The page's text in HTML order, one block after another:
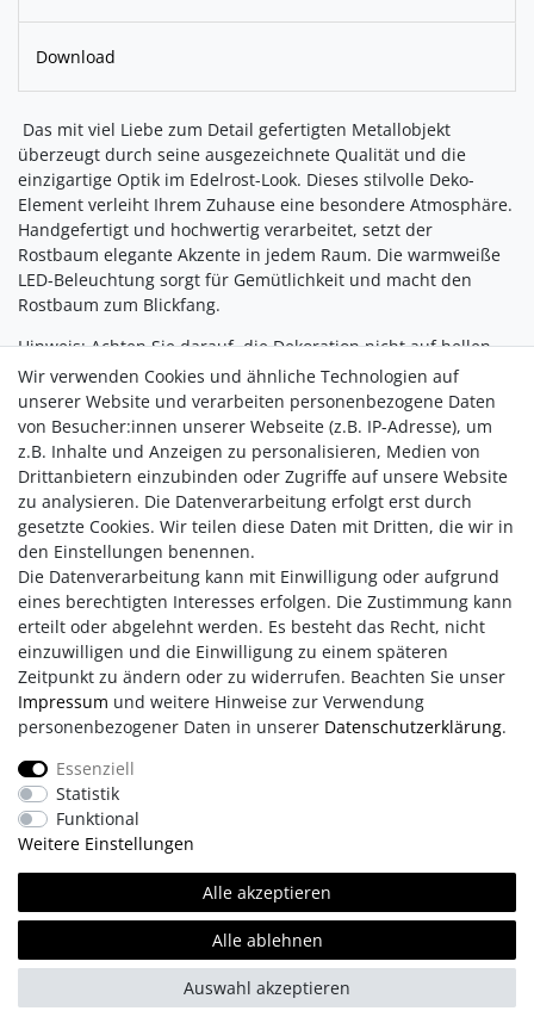
Download
Das mit viel Liebe zum Detail gefertigten Metallobjekt
überzeugt durch seine ausgezeichnete Qualität und die
einzigartige Optik im Edelrost-Look. Dieses stilvolle Deko-
Element verleiht Ihrem Zuhause eine besondere Atmosphäre.
Handgefertigt und hochwertig verarbeitet, setzt der
Rostbaum elegante Akzente in jedem Raum. Die warmweiße
LED-Beleuchtung sorgt für Gemütlichkeit und macht den
Rostbaum zum Blickfang.
Hinweis:Achten Sie darauf, die Dekoration nicht auf hellen
Pflastersteinen zu platzieren, da durch den natürlichen
Prozess die Echtrost-Patina abfärben könnte. Ebenso kann es
zu Abfärbungen bei Kontakt mit Haut, Textilien etc. kommen.
Wird der Baum im Freien aufgestellt, beachten Sie bitte, dass
der Trafo vor Nässe/Feuchtigkeit geschützt sein muss.
Der Artikel wird erst nach Bestelleingang für Sie gefertigt.
Daher beträgt die Lieferzeit ca. 4 Wochen.
Impressum AGB Daten­schutz­erklärung
Retouren/Reklamationen
Kontakt Team
Wir verwenden Cookies und ähnliche Technologien auf
unserer Website und verarbeiten personenbezogene Daten
von Besucher:innen unserer Webseite (z.B. IP-Adresse), um
z.B. Inhalte und Anzeigen zu personalisieren, Medien von
Drittanbietern einzubinden oder Zugriffe auf unsere Website
zu analysieren. Die Datenverarbeitung erfolgt erst durch
gesetzte Cookies. Wir teilen diese Daten mit Dritten, die wir in
den Einstellungen benennen.
Die Datenverarbeitung kann mit Einwilligung oder aufgrund
eines berechtigten Interesses erfolgen. Die Zustimmung kann
erteilt oder abgelehnt werden. Es besteht das Recht, nicht
einzuwilligen und die Einwilligung zu einem späteren
Zeitpunkt zu ändern oder zu widerrufen. Beachten Sie unser
Impressum und weitere Hinweise zur Verwendung
personenbezogener Daten in unserer Daten­schutz­erklärung.
Essenziell
Statistik
Funktional
Weitere Einstellungen
Alle akzeptieren
Alle ablehnen
Auswahl akzeptieren